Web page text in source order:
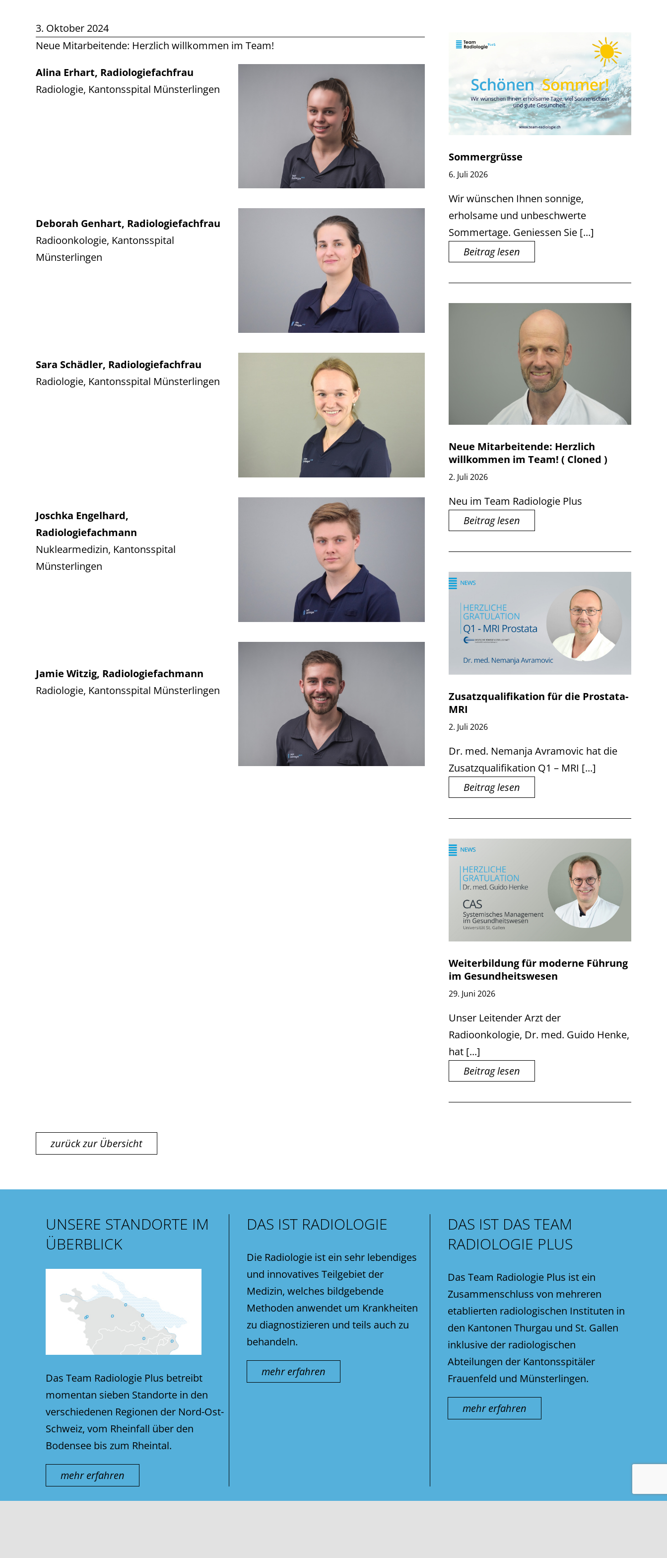
3. Oktober 2024
Neue Mitarbeitende: Herzlich willkommen im Team!
Alina Erhart, Radiologiefachfrau
Radiologie, Kantonsspital Münsterlingen
Deborah Genhart, Radiologiefachfrau
Radioonkologie, Kantonsspital
Münsterlingen
Sara Schädler, Radiologiefachfrau
Radiologie, Kantonsspital Münsterlingen
Joschka Engelhard,
Radiologiefachmann
Nuklearmedizin, Kantonsspital
Münsterlingen
Jamie Witzig, Radiologiefachmann
Radiologie, Kantonsspital Münsterlingen
Sommergrüsse
6. Juli 2026
Wir wünschen Ihnen sonnige,
erholsame und unbeschwerte
Sommertage. Geniessen Sie [...]
Beitrag lesen
Neue Mitarbeitende: Herzlich
willkommen im Team! ( Cloned )
2. Juli 2026
Neu im Team Radiologie Plus
Beitrag lesen
Zusatzqualifikation für die Prostata-
MRI
2. Juli 2026
Dr. med. Nemanja Avramovic hat die
Zusatzqualifikation Q1 – MRI [...]
Beitrag lesen
Weiterbildung für moderne Führung
im Gesundheitswesen
29. Juni 2026
Unser Leitender Arzt der
Radioonkologie, Dr. med. Guido Henke,
hat [...]
Beitrag lesen
zurück zur Übersicht
UNSERE STANDORTE IM
ÜBERBLICK
Das Team Radiologie Plus betreibt
momentan sieben Standorte in den
verschiedenen Regionen der Nord-Ost-
Schweiz, vom Rheinfall über den
Bodensee bis zum Rheintal.
mehr erfahren
DAS IST RADIOLOGIE
Die Radiologie ist ein sehr lebendiges
und innovatives Teilgebiet der
Medizin, welches bildgebende
Methoden anwendet um Krankheiten
zu diagnostizieren und teils auch zu
behandeln.
mehr erfahren
DAS IST DAS TEAM
RADIOLOGIE PLUS
Das Team Radiologie Plus ist ein
Zusammenschluss von mehreren
etablierten radiologischen Instituten in
den Kantonen Thurgau und St. Gallen
inklusive der radiologischen
Abteilungen der Kantonsspitäler
Frauenfeld und Münsterlingen.
mehr erfahren